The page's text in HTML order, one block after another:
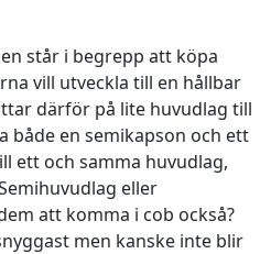
står i begrepp att köpa
vill utveckla till en hållbar
därför på lite huvudlag till
både en semikapson och ett
ett och samma huvudlag,
eller
att komma i cob också?
men kanske inte blir